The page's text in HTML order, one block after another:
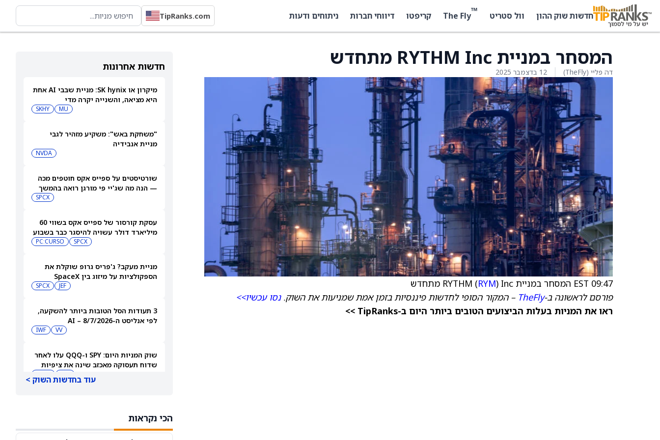
חדשות שוק ההון וול סטריט ™
The Fly קריפטו דיווחי חברות ניתוחים ודעות TipRanks.com
חדשות אחרונות
מיקרון או SK hynix: מניית שבבי AI אחת
היא מציאה, והשנייה יקרה מדי
MU
SKHY
"משחקת באש": משקיע מזהיר לגבי
מניית אנבידיה
NVDA
שורטיסטים על ספייס אקס חוטפים מכה
— הנה מה שג'יי פי מורגן רואה בהמשך
SPCX
עסקת קורסור של ספייס אקס בשווי 60
מיליארד דולר עשויה להיסגר כבר בשבוע
SPCX
PC:CURSO
מניית מעקב? ג'פריס גרופ שוקלת את
הספקולציות על מיזוג בין SpaceX
JEF
SPCX
3 תעודות הסל הטובות ביותר להשקעה,
לפי אנליסט ה-AI – 8/7/2026
VV
IWF
שוק המניות היום: SPY ו-QQQ עלו לאחר
שדוח תעסוקה מאכזב שינה את ציפיות
עוד בחדשות השוק >
הכי נקראות
המסחר במניית RYTHM Inc מתחדש
דה פליי (TheFly) 12 בדצמבר 2025
09:47 EST המסחר במניית RYTHM ( RYM) Inc מתחדש
פורסם לראשונה ב-TheFly – המקור הסופי לחדשות פיננסיות בזמן אמת שמניעות את השוק.נסו עכשיו>>
ראו את המניות בעלות הביצועים הטובים ביותר היום ב-TipRanks >>